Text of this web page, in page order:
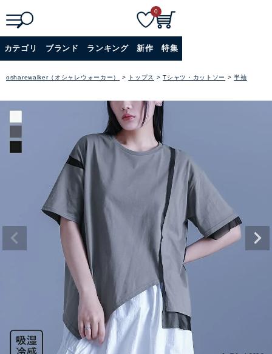
詳細検索
0
カテゴリ ブランド ランキング 新作 特集
osharewalker（オシャレウォーカー） トップス Tシャツ・カットソー 半袖